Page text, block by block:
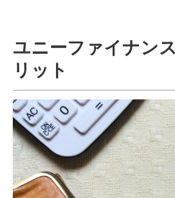
ユニーファイナン
リット